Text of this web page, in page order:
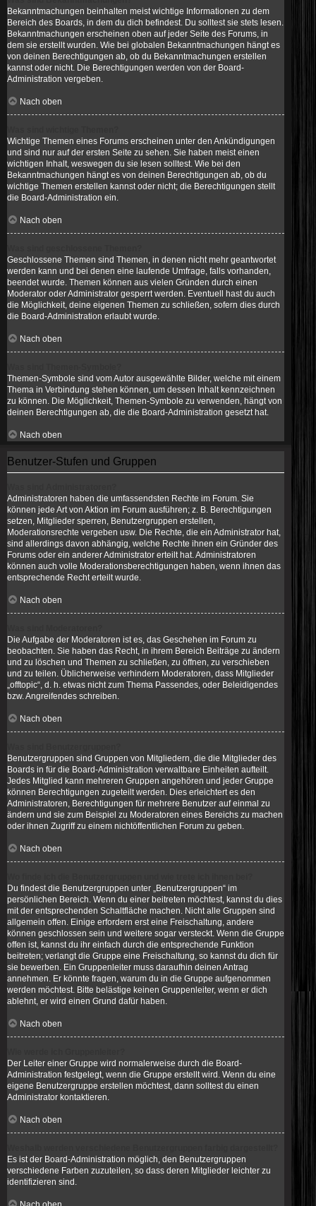
Bekanntmachungen beinhalten meist wichtige Informationen zu dem
Bereich des Boards, in dem du dich befindest. Du solltest sie stets lesen.
Bekanntmachungen erscheinen oben auf jeder Seite des Forums, in
dem sie erstellt wurden. Wie bei globalen Bekanntmachungen hängt es
von deinen Berechtigungen ab, ob du Bekanntmachungen erstellen
kannst oder nicht. Die Berechtigungen werden von der Board-
Administration vergeben.
Nach oben
Wichtige Themen eines Forums erscheinen unter den Ankündigungen
und sind nur auf der ersten Seite zu sehen. Sie haben meist einen
wichtigen Inhalt, weswegen du sie lesen solltest. Wie bei den
Bekanntmachungen hängt es von deinen Berechtigungen ab, ob du
wichtige Themen erstellen kannst oder nicht; die Berechtigungen stellt
die Board-Administration ein.
Nach oben
Geschlossene Themen sind Themen, in denen nicht mehr geantwortet
werden kann und bei denen eine laufende Umfrage, falls vorhanden,
beendet wurde. Themen können aus vielen Gründen durch einen
Moderator oder Administrator gesperrt werden. Eventuell hast du auch
die Möglichkeit, deine eigenen Themen zu schließen, sofern dies durch
die Board-Administration erlaubt wurde.
Nach oben
Themen-Symbole sind vom Autor ausgewählte Bilder, welche mit einem
Thema in Verbindung stehen können, um dessen Inhalt kennzeichnen
zu können. Die Möglichkeit, Themen-Symbole zu verwenden, hängt von
deinen Berechtigungen ab, die die Board-Administration gesetzt hat.
Nach oben
Benutzer-Stufen und Gruppen
Administratoren haben die umfassendsten Rechte im Forum. Sie
können jede Art von Aktion im Forum ausführen; z. B. Berechtigungen
setzen, Mitglieder sperren, Benutzergruppen erstellen,
Moderationsrechte vergeben usw. Die Rechte, die ein Administrator hat,
sind allerdings davon abhängig, welche Rechte ihnen ein Gründer des
Forums oder ein anderer Administrator erteilt hat. Administratoren
können auch volle Moderationsberechtigungen haben, wenn ihnen das
entsprechende Recht erteilt wurde.
Nach oben
Die Aufgabe der Moderatoren ist es, das Geschehen im Forum zu
beobachten. Sie haben das Recht, in ihrem Bereich Beiträge zu ändern
und zu löschen und Themen zu schließen, zu öffnen, zu verschieben
und zu teilen. Üblicherweise verhindern Moderatoren, dass Mitglieder
„offtopic“, d. h. etwas nicht zum Thema Passendes, oder Beleidigendes
bzw. Angreifendes schreiben.
Nach oben
Benutzergruppen sind Gruppen von Mitgliedern, die die Mitglieder des
Boards in für die Board-Administration verwaltbare Einheiten aufteilt.
Jedes Mitglied kann mehreren Gruppen angehören und jeder Gruppe
können Berechtigungen zugeteilt werden. Dies erleichtert es den
Administratoren, Berechtigungen für mehrere Benutzer auf einmal zu
ändern und sie zum Beispiel zu Moderatoren eines Bereichs zu machen
oder ihnen Zugriff zu einem nichtöffentlichen Forum zu geben.
Nach oben
Du findest die Benutzergruppen unter „Benutzergruppen“ im
persönlichen Bereich. Wenn du einer beitreten möchtest, kannst du dies
mit der entsprechenden Schaltfläche machen. Nicht alle Gruppen sind
allgemein offen. Einige erfordern erst eine Freischaltung, andere
können geschlossen sein und weitere sogar versteckt. Wenn die Gruppe
offen ist, kannst du ihr einfach durch die entsprechende Funktion
beitreten; verlangt die Gruppe eine Freischaltung, so kannst du dich für
sie bewerben. Ein Gruppenleiter muss daraufhin deinen Antrag
annehmen. Er könnte fragen, warum du in die Gruppe aufgenommen
werden möchtest. Bitte belästige keinen Gruppenleiter, wenn er dich
ablehnt, er wird einen Grund dafür haben.
Nach oben
Der Leiter einer Gruppe wird normalerweise durch die Board-
Administration festgelegt, wenn die Gruppe erstellt wird. Wenn du eine
eigene Benutzergruppe erstellen möchtest, dann solltest du einen
Administrator kontaktieren.
Nach oben
Es ist der Board-Administration möglich, den Benutzergruppen
verschiedene Farben zuzuteilen, so dass deren Mitglieder leichter zu
identifizieren sind.